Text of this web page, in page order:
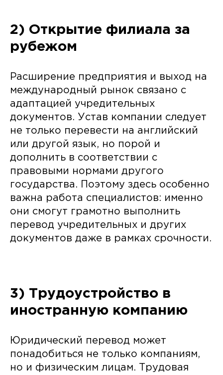
2) Открытие филиала за
рубежом
Расширение предприятия и выход на
международный рынок связано с
адаптацией учредительных
документов. Устав компании следует
не только перевести на английский
или другой язык, но порой и
дополнить в соответствии с
правовыми нормами другого
государства. Поэтому здесь особенно
важна работа специалистов: именно
они смогут грамотно выполнить
перевод учредительных и других
документов даже в рамках срочности.
3) Трудоустройство в
иностранную компанию
Юридический перевод может
понадобиться не только компаниям,
но и физическим лицам. Трудовая